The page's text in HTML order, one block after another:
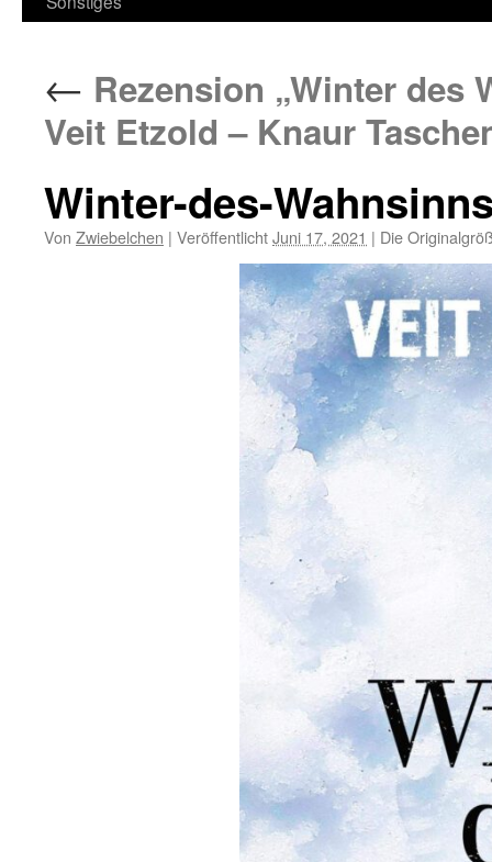
← Rezension „Winter des
Veit Etzold – Knaur
Winter-des-
Von Zwiebelchen | VeröffentlichtJuni 17, 2021 | Die